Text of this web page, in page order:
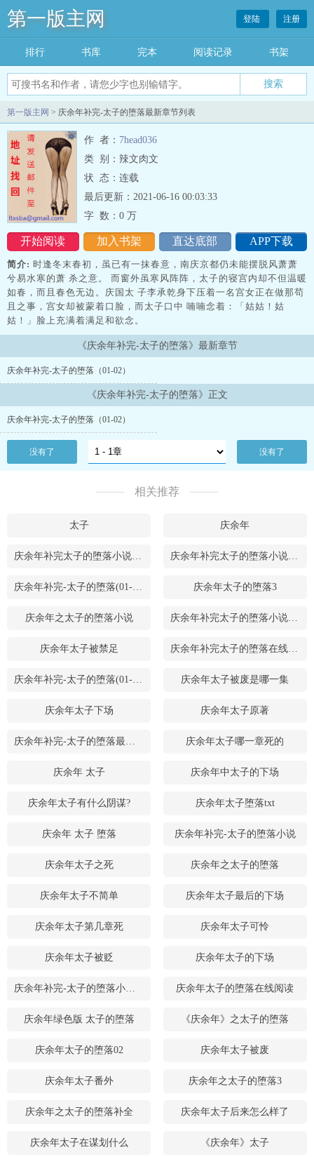
第一版主网
搜索
登陆 注册
排行 书库 完本 阅读记录 书架
第一版主网 > 庆余年补完-太子的堕落最新章节列表
作 者： 7head036
类 别：辣文肉文
状 态：连载
开始阅读 加入书架 直达底部 APP下载
最后更新：2021-06-16 00:03:33
字 数： 0 万
简介: 时逢冬末春初，虽已有一抹春意，南庆京都仍未能摆脱风萧萧
兮易水寒的萧 杀之意。 而窗外虽寒风阵阵，太子的寝宫内却不但温暖
如春，而且春色无边。庆国太 子李承乾身下压着一名宫女正在做那苟
且之事，宫女却被蒙着口脸，而太子口中 喃喃念着：「姑姑！姑
姑！」脸上充满着满足和欲念。
《庆余年补完-太子的堕落》最新章节
庆余年补完-太子的堕落（01-02）
《庆余年补完-太子的堕落》正文
庆余年补完-太子的堕落（01-02）
没有了 没有了
相关推荐
太子 庆余年
庆余年补完太子的堕落小说免费阅读 庆余年补完太子的堕落小说阅读最新
庆余年补完-太子的堕落(01-02)_庆余年补完-太子的堕落 庆余年太子的堕落3
庆余年之太子的堕落小说 庆余年补完太子的堕落小说在线阅读
庆余年太子被禁足 庆余年补完太子的堕落在线阅读
庆余年补完-太子的堕落(01-02)_ 庆余年太子被废是哪一集
庆余年太子下场 庆余年太子原著
庆余年补完-太子的堕落最新章节 庆余年太子哪一章死的
庆余年 太子 庆余年中太子的下场
庆余年太子有什么阴谋? 庆余年太子堕落txt
庆余年 太子 堕落 庆余年补完-太子的堕落小说
庆余年太子之死 庆余年之太子的堕落
庆余年太子不简单 庆余年太子最后的下场
庆余年太子第几章死 庆余年太子可怜
庆余年太子被贬 庆余年太子的下场
庆余年补完-太子的堕落小说全文免费阅读 庆余年太子的堕落在线阅读
庆余年绿色版 太子的堕落 《庆余年》之太子的堕落
庆余年太子的堕落02 庆余年太子被废
庆余年太子番外 庆余年之太子的堕落3
庆余年之太子的堕落补全 庆余年太子后来怎么样了
庆余年太子在谋划什么 《庆余年》太子